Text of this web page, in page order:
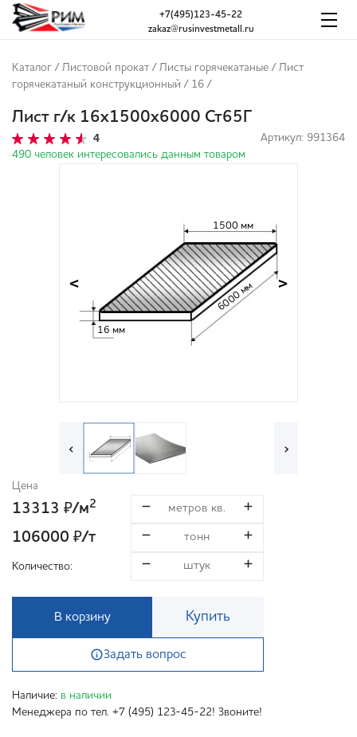
zakaz@rusinvestmetall.ru
+7(495)123-45-22
Каталог / Листовой прокат / Листы горячекатаные / Лист
горячекатаный конструкционный / 16 /
Лист г/к 16х1500х6000 Ст65Г
4
Артикул: 991364
490 человек интересовались данным товаром
1500 мм
6000 мм
16 мм
< >
‹ ›
Цена
13313 ₽/м2
106000 ₽/т
Количество:
В корзину Купить
Задать вопрос
Наличие: в наличии
Менеджера по тел. +7 (495) 123-45-22! Звоните!